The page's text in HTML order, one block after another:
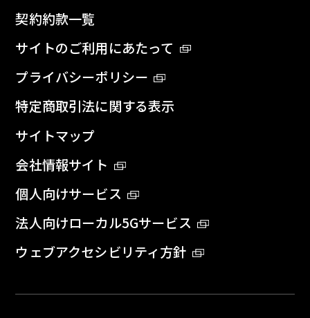
契約約款一覧
サイトのご利用にあたって
プライバシーポリシー
特定商取引法に関する表示
サイトマップ
会社情報サイト
個人向けサービス
法人向けローカル5Gサービス
ウェブアクセシビリティ方針